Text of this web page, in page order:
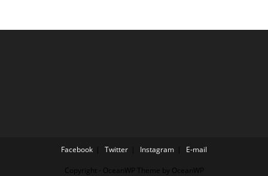
Facebook Twitter Instagram E-mail
Copyright - OceanWP Theme by OceanWP